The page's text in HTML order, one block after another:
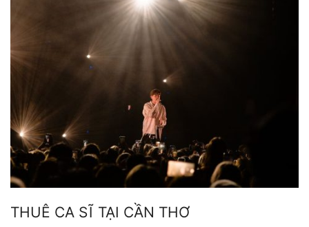
THUÊ CA SĨ TẠI CẦN THƠ